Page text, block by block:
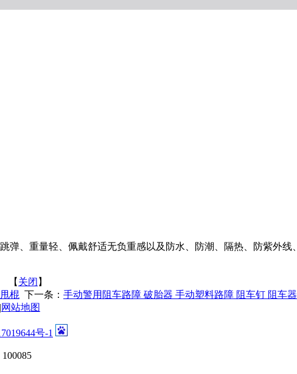
弹、重量轻、佩戴舒适无负重感以及防水、防潮、隔热、防紫外
【 关闭 】
棍 下一条： 手动警用阻车路障 破胎器 手动塑料路障 阻车钉 阻车器
|网站地图
号-1